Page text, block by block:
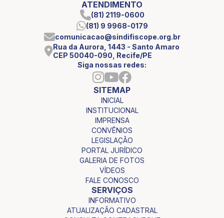
ATENDIMENTO
(81) 2119-0600
(81) 9 9968-0179
comunicacao@sindifiscope.org.br
Rua da Aurora, 1443 - Santo Amaro
CEP 50040-090, Recife/PE
Siga nossas redes:
SITEMAP
INICIAL
INSTITUCIONAL
IMPRENSA
CONVÊNIOS
LEGISLAÇÃO
PORTAL JURÍDICO
GALERIA DE FOTOS
VÍDEOS
FALE CONOSCO
SERVIÇOS
INFORMATIVO
ATUALIZAÇÃO CADASTRAL